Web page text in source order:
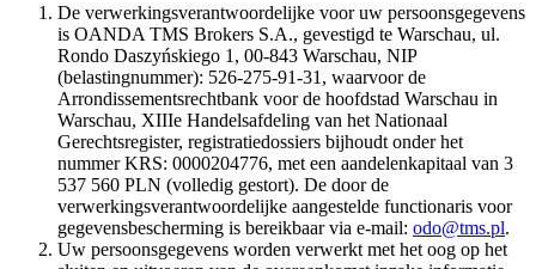
De verwerkingsverantwoordelijke voor uw persoonsgegevens
is OANDA TMS Brokers S.A., gevestigd te Warschau, ul.
Rondo Daszyńskiego 1, 00-843 Warschau, NIP
(belastingnummer): 526-275-91-31, waarvoor de
Arrondissementsrechtbank voor de hoofdstad Warschau in
Warschau, XIIIe Handelsafdeling van het Nationaal
Gerechtsregister, registratiedossiers bijhoudt onder het
nummer KRS: 0000204776, met een aandelenkapitaal van 3
537 560 PLN (volledig gestort). De door de
verwerkingsverantwoordelijke aangestelde functionaris voor
gegevensbescherming is bereikbaar via e-mail: odo@tms.pl.
Uw persoonsgegevens worden verwerkt met het oog op het